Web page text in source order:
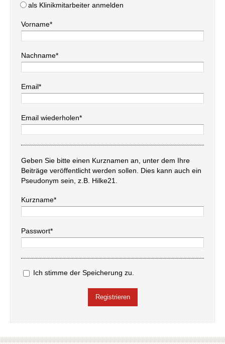
als Klinikmitarbeiter anmelden
Vorname*
Nachname*
Email*
Email wiederholen*
Geben Sie bitte einen Kurznamen an, unter dem Ihre
Beiträge veröffentlicht werden sollen. Dies kann auch ein
Pseudonym sein, z.B. Hilke21.
Kurzname*
Passwort*
Ich stimme der Speicherung zu.